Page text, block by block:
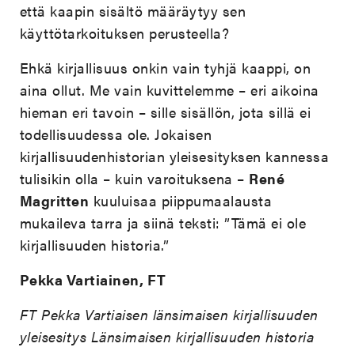
että kaapin sisältö määräytyy sen
käyttötarkoituksen perusteella?
Ehkä kirjallisuus onkin vain tyhjä kaappi, on
aina ollut. Me vain kuvittelemme – eri aikoina
hieman eri tavoin – sille sisällön, jota sillä ei
todellisuudessa ole. Jokaisen
kirjallisuudenhistorian yleisesityksen kannessa
tulisikin olla – kuin varoituksena – René
Magritten kuuluisaa piippumaalausta
mukaileva tarra ja siinä teksti: ”Tämä ei ole
kirjallisuuden historia.”
Pekka Vartiainen, FT
FT Pekka Vartiaisen länsimaisen kirjallisuuden
yleisesitys Länsimaisen kirjallisuuden historia